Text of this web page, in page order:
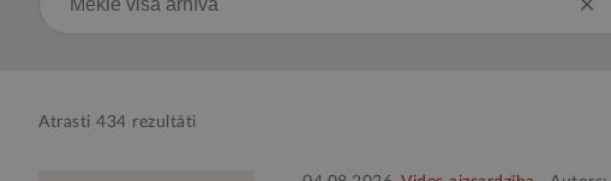
Atrasti 434 rezultāti